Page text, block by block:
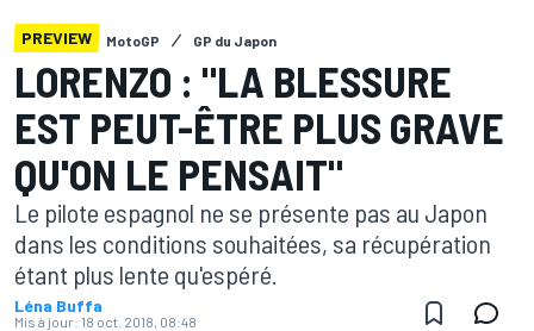
PREVIEW MotoGP GP du Japon
LORENZO : "LA BLESSURE
EST PEUT-ÊTRE PLUS GRAVE
QU'ON LE PENSAIT"
Le pilote espagnol ne se présente pas au Japon
dans les conditions souhaitées, sa récupération
étant plus lente qu'espéré.
Léna Buffa
Mis à jour: 18 oct. 2018, 08:48